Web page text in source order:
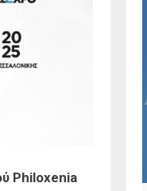
Philoxenia